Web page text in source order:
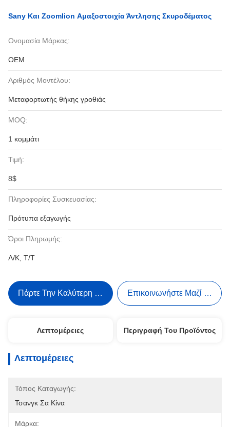
Sany Και Zoomlion Αμαξοστοιχία Άντλησης Σκυροδέματος
Ονομασία Μάρκας:
OEM
Αριθμός Μοντέλου:
Μεταφορτωτής θήκης γροθιάς
MOQ:
1 κομμάτι
Τιμή:
8$
Πληροφορίες Συσκευασίας:
Πρότυπα εξαγωγής
Όροι Πληρωμής:
Λ/Κ, Τ/Τ
Πάρτε Την Καλύτερη Τιμή Επικοινωνήστε Μαζί Μας
Λεπτομέρειες Περιγραφή Του Προϊόντος
Λεπτομέρειες
Τόπος Καταγωγής:
Τσανγκ Σα Κίνα
Μάρκα: